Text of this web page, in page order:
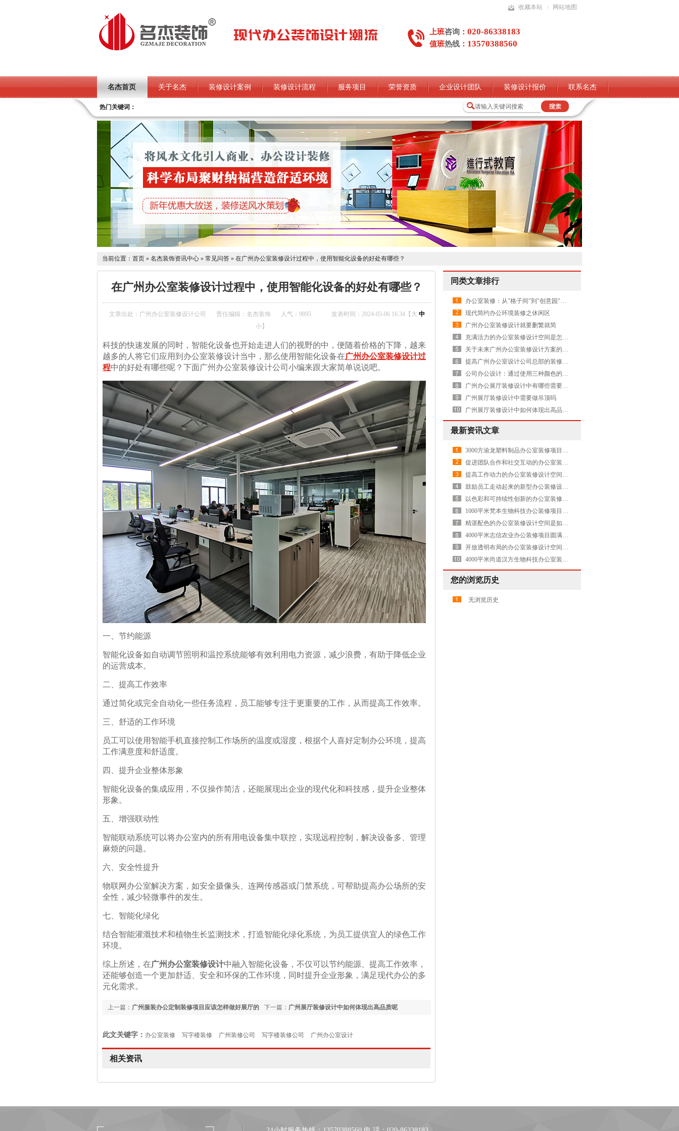
收藏本站 网站地图
上班咨询 ： 020-86338183
值班热线 ： 13570388560
名杰首页 关于名杰 装修设计案例 装修设计流程 服务项目 荣誉资质 企业设计团队 装修设计报价 联系名杰
热门关键词：
当前位置： 首页 » 名杰装饰资讯中心 » 常见问答 » 在广州办公室装修设计过程中，使用智能化设备的好处有哪些？
在广州办公室装修设计过程中，使用智能化设备的好处有哪些？
文章出处：广州办公室装修设计公司 责任编辑：名杰装饰 人气： 9895 发表时间：2024-05-06 16:34【 大 中
小】
科技的快速发展的同时，智能化设备也开始走进人们的视野的中，便随着价格的下降，越来
越多的人将它们应用到办公室装修设计当中，那么使用智能化设备在广州办公室装修设计过
程中的好处有哪些呢？下面广州办公室装修设计公司小编来跟大家简单说说吧。
一、节约能源
智能化设备如自动调节照明和温控系统能够有效利用电力资源，减少浪费，有助于降低企业
的运营成本。
二、提高工作效率
通过简化或完全自动化一些任务流程，员工能够专注于更重要的工作，从而提高工作效率。
三、舒适的工作环境
员工可以使用智能手机直接控制工作场所的温度或湿度，根据个人喜好定制办公环境，提高
工作满意度和舒适度。
四、提升企业整体形象
智能化设备的集成应用，不仅操作简洁，还能展现出企业的现代化和科技感，提升企业整体
形象。
五、增强联动性
智能联动系统可以将办公室内的所有用电设备集中联控，实现远程控制，解决设备多、管理
麻烦的问题。
六、安全性提升
物联网办公室解决方案，如安全摄像头、连网传感器或门禁系统，可帮助提高办公场所的安
全性，减少轻微事件的发生。
七、智能化绿化
结合智能灌溉技术和植物生长监测技术，打造智能化绿化系统，为员工提供宜人的绿色工作
环境。
综上所述，在广州办公室装修设计中融入智能化设备，不仅可以节约能源、提高工作效率，
还能够创造一个更加舒适、安全和环保的工作环境，同时提升企业形象，满足现代办公的多
元化需求。
下一篇： 广州展厅装修设计中如何体现出高品质呢
上一篇： 广州服装办公定制装修项目应该怎样做好展厅的
此文关键字： 办公室装修 写字楼装修 广州装修公司 写字楼装修公司 广州办公室设计
相关资讯
同类文章排行
办公室装修：从"格子间"到"创意园"，你的办公环境暴露了公司文化
现代简约办公环境装修之休闲区
广州办公室装修设计就要删繁就简
充满活力的办公室装修设计空间是怎样的
关于未来广州办公室装修设计方案的畅想
提高广州办公室设计公司总部的装修水平有哪些
公司办公设计：通过使用三种颜色的标准模块化实现了天花板改造
广州办公展厅装修设计中有哪些需要注意的
广州展厅装修设计中需要做吊顶吗
广州展厅装修设计中如何体现出高品质呢
最新资讯文章
3000方渝龙塑料制品办公室装修项目圆满交付
促进团队合作和社交互动的办公室装修设计空间是怎样的——Evolution
提高工作动力的办公室装修设计空间是怎样的——Avnet
鼓励员工走动起来的新型办公装修设计空间是怎样打造的——康稳
以色彩和可持续性创新的办公室装修设计空间是怎样打造的——Servier施维雅
1000平米梵本生物科技办公装修项目圆满交付
精湛配色的办公室装修设计空间是如何打造的——再生能源 Axpo Group
4000平米志信农业办公装修项目圆满交付
开放透明布局的办公室装修设计空间是怎样打造的——Emerson艾默生华沙总部
4000平米尚道汉方生物科技办公室装修设计空间圆满交付
您的浏览历史
无浏览历史